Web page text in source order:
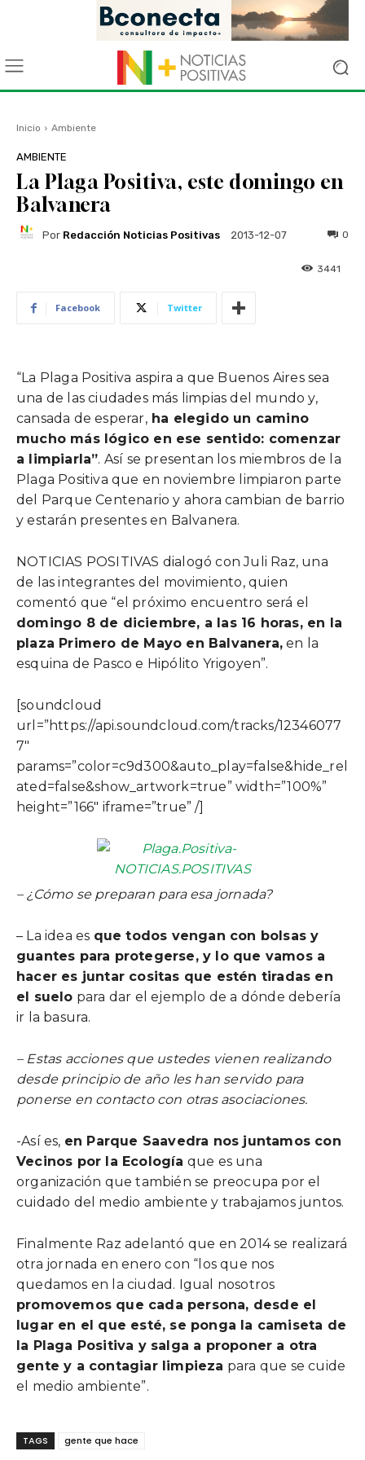
Inicio Ambiente
AMBIENTE
La Plaga Positiva, este domingo en
Balvanera
Por Redacción Noticias Positivas 2013-12-07 0
3441
Facebook Twitter
“La Plaga Positiva aspira a que Buenos Aires sea
una de las ciudades más limpias del mundo y,
cansada de esperar,ha elegido un camino
mucho más lógico en ese sentido: comenzar
a limpiarla”. Así se presentan los miembros de la
Plaga Positiva que en noviembre limpiaron parte
del Parque Centenario y ahora cambian de barrio
y estarán presentes en Balvanera.
NOTICIAS POSITIVAS dialogó con Juli Raz, una
de las integrantes del movimiento, quien
comentó que “el próximo encuentro será el
domingo 8 de diciembre, a las 16 horas, en la
plaza Primero de Mayo en Balvanera, en la
esquina de Pasco e Hipólito Yrigoyen”.
[soundcloud
url=”https://api.soundcloud.com/tracks/12346077
7″
params=”color=c9d300&auto_play=false&hide_rel
ated=false&show_artwork=true” width=”100%”
height=”166″ iframe=”true” /]
– ¿Cómo se preparan para esa jornada?
– La idea es que todos vengan con bolsas y
guantes para protegerse, y lo que vamos a
hacer es juntar cositas que estén tiradas en
el suelo para dar el ejemplo de a dónde debería
ir la basura.
– Estas acciones que ustedes vienen realizando
desde principio de año les han servido para
ponerse en contacto con otras asociaciones.
-Así es, en Parque Saavedra nos juntamos con
Vecinos por la Ecología que es una
organización que también se preocupa por el
cuidado del medio ambiente y trabajamos juntos.
Finalmente Raz adelantó que en 2014 se realizará
otra jornada en enero con “los que nos
quedamos en la ciudad. Igual nosotros
promovemos que cada persona, desde el
lugar en el que esté, se ponga la camiseta de
la Plaga Positiva y salga a proponer a otra
gente y a contagiar limpieza para que se cuide
el medio ambiente”.
TAGS gente que hace